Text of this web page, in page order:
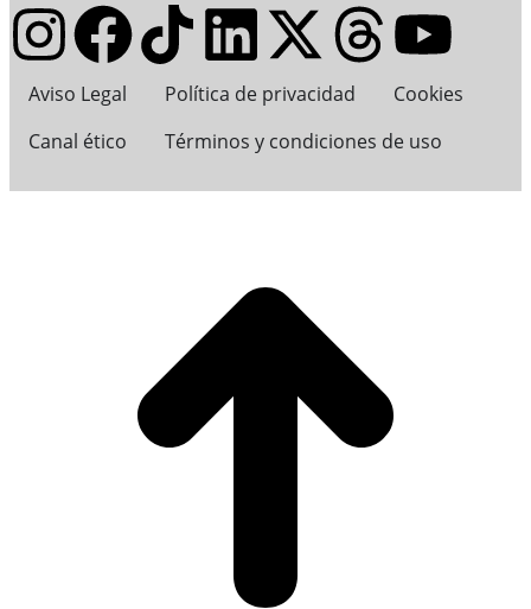
Aviso Legal Política de privacidad
Cookies
Canal ético
Términos y condiciones de uso